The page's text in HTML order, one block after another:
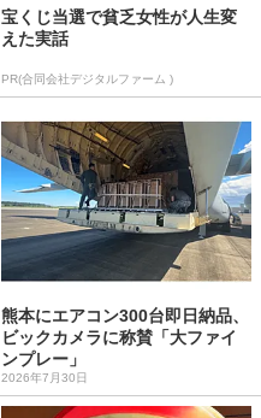
宝くじ当選で貧乏女性が人生変
えた実話
PR(合同会社デジタルファーム )
熊本にエアコン300台即日納品、
ビックカメラに称賛「大ファイ
ンプレー」
2026年7月30日